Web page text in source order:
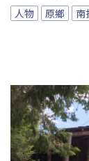
人物 原鄉 南